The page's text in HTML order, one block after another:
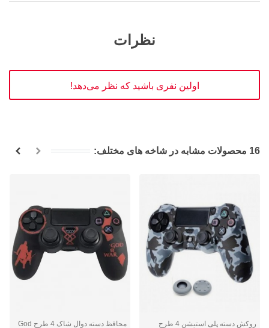
نظرات
اولین نفری باشید که نظر می‌دهد!
16 محصولات مشابه در شاخه های مختلف:
روکش دسته پلی استیشن 4 طرح
محافظ دسته دوال شاک 4 طرح God